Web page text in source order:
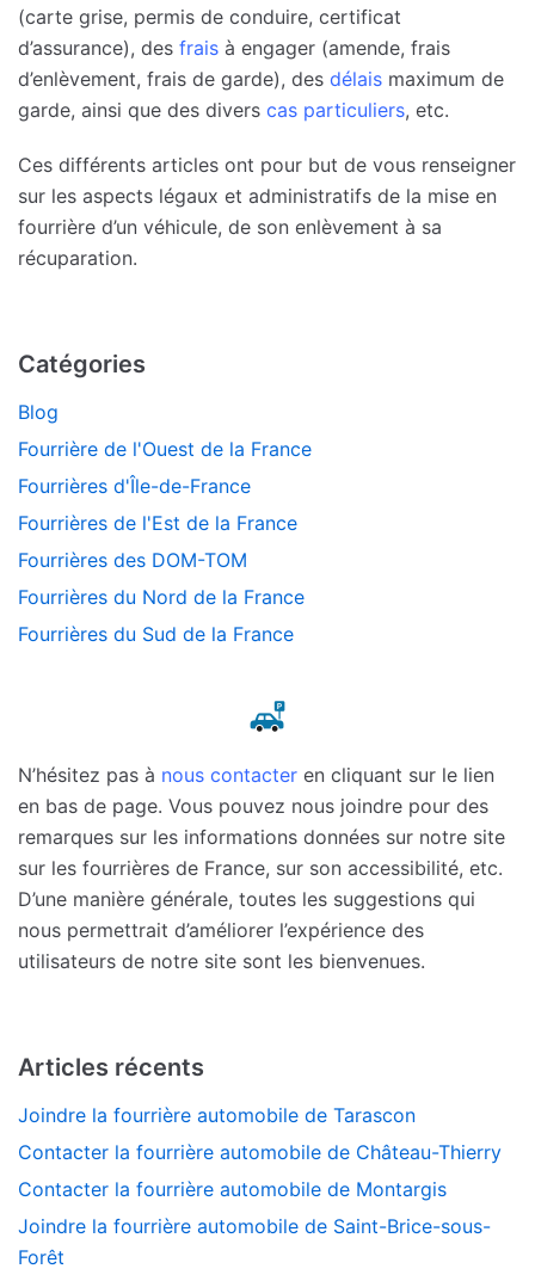
(carte grise, permis de conduire, certificat
d’assurance), des frais à engager (amende, frais
d’enlèvement, frais de garde), des délais maximum de
garde, ainsi que des divers cas particuliers, etc.
Ces différents articles ont pour but de vous renseigner
sur les aspects légaux et administratifs de la mise en
fourrière d’un véhicule, de son enlèvement à sa
récuparation.
Catégories
Blog
Fourrière de l'Ouest de la France
Fourrières d'Île-de-France
Fourrières de l'Est de la France
Fourrières des DOM-TOM
Fourrières du Nord de la France
Fourrières du Sud de la France
N’hésitez pas à nous contacter en cliquant sur le lien
en bas de page. Vous pouvez nous joindre pour des
remarques sur les informations données sur notre site
sur les fourrières de France, sur son accessibilité, etc.
D’une manière générale, toutes les suggestions qui
nous permettrait d’améliorer l’expérience des
utilisateurs de notre site sont les bienvenues.
Articles récents
Joindre la fourrière automobile de Tarascon
Contacter la fourrière automobile de Château-Thierry
Contacter la fourrière automobile de Montargis
Joindre la fourrière automobile de Saint-Brice-sous-
Forêt